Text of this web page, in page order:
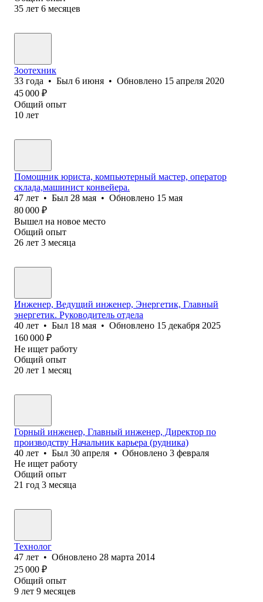
35 лет 6 месяцев
Зоотехник
33 года • Был 6 июня • Обновлено 15 апреля 2020
45 000 ₽
Общий опыт
10 лет
Помощник юриста, компьютерный мастер, оператор
склада,машинист конвейера.
47 лет • Был 28 мая • Обновлено 15 мая
80 000 ₽
Вышел на новое место
Общий опыт
26 лет 3 месяца
Инженер, Ведущий инженер, Энергетик, Главный
энергетик. Руководитель отдела
40 лет • Был 18 мая • Обновлено 15 декабря 2025
160 000 ₽
Не ищет работу
Общий опыт
20 лет 1 месяц
Горный инженер, Главный инженер, Директор по
производству Начальник карьера (рудника)
40 лет • Был 30 апреля • Обновлено 3 февраля
Не ищет работу
Общий опыт
21 год 3 месяца
Технолог
47 лет • Обновлено 28 марта 2014
25 000 ₽
Общий опыт
9 лет 9 месяцев